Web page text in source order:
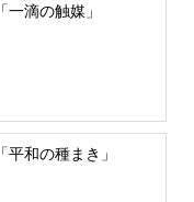
光のメッセージ 「一滴の触媒」
光のメッセージ 「平和の種まき」